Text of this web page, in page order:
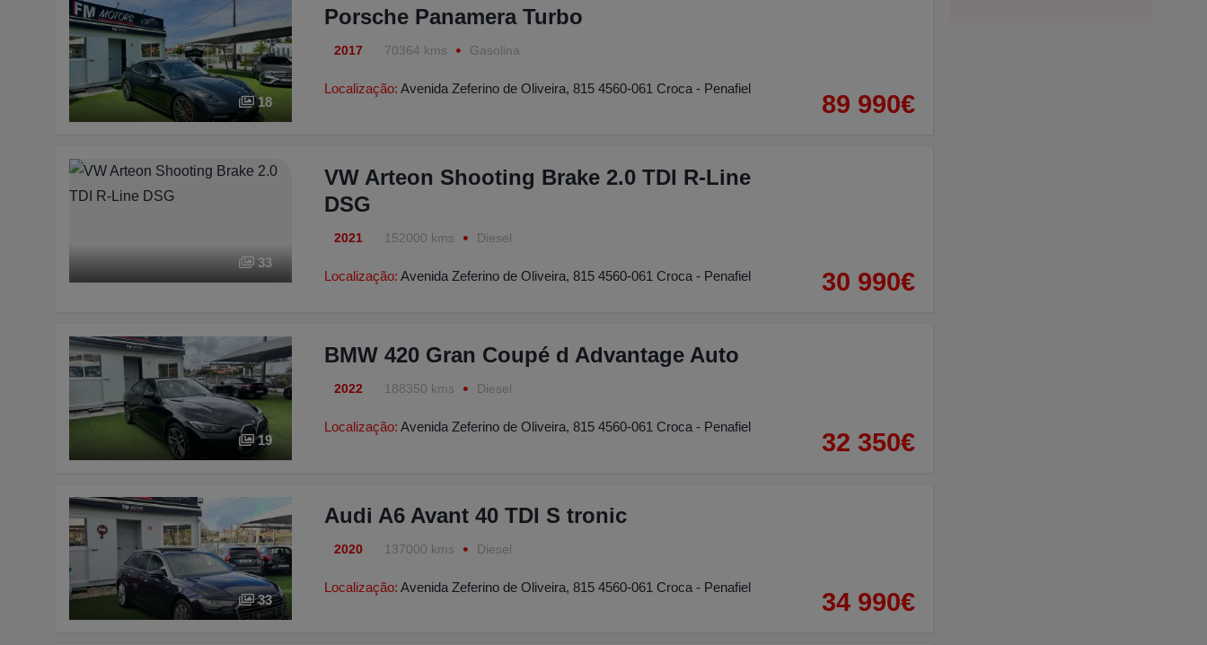
18
Porsche Panamera Turbo
2017 70364 kms Gasolina
Localização: Avenida Zeferino de Oliveira, 815 4560-061 Croca - Penafiel
89 990€
33
VW Arteon Shooting Brake 2.0 TDI R-Line
DSG
2021 152000 kms Diesel
Localização: Avenida Zeferino de Oliveira, 815 4560-061 Croca - Penafiel 30 990€
19
BMW 420 Gran Coupé d Advantage Auto
2022 188350 kms Diesel
Localização: Avenida Zeferino de Oliveira, 815 4560-061 Croca - Penafiel
32 350€
33
Audi A6 Avant 40 TDI S tronic
2020 137000 kms Diesel
Localização: Avenida Zeferino de Oliveira, 815 4560-061 Croca - Penafiel
34 990€